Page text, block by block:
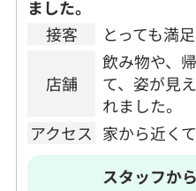
ました。
接客
とっても満
店舗
飲み物や、
て、姿が見
れました。
アクセス 家から近く
スタッフか